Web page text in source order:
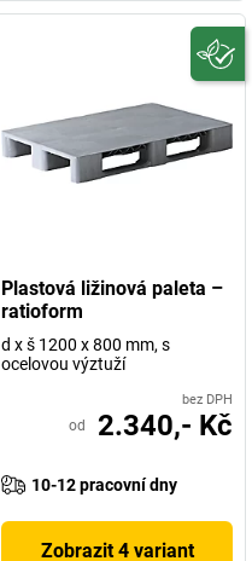
Plastová ližinová paleta –
ratioform
d x š 1200 x 800 mm, s
ocelovou výztuží
bez DPH
od 2.340,- Kč
10-12 pracovní dny
Zobrazit 4 variant